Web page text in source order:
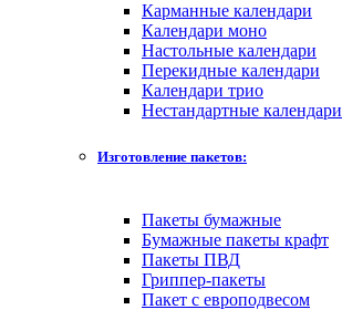
Карманные календари
Календари моно
Настольные календари
Перекидные календари
Календари трио
Нестандартные календари
Изготовление пакетов:
Пакеты бумажные
Бумажные пакеты крафт
Пакеты ПВД
Гриппер-пакеты
Пакет с европодвесом